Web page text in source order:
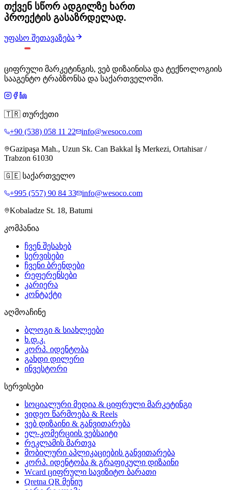
თქვენ სწორ ადგილზე ხართ
პროექტის გასაზრდელად.
უფასო შეთავაზება
ციფრული მარკეტინგის, ვებ დიზაინისა და ტექნოლოგიის
სააგენტო ტრაბზონსა და საქართველოში.
🇹🇷 თურქეთი
+90 (538) 058 11 22
info@wesoco.com
Gazipaşa Mah., Uzun Sk. Can Bakkal İş Merkezi, Ortahisar /
Trabzon 61030
🇬🇪 საქართველო
+995 (557) 90 84 33
info@wesoco.com
Kobaladze St. 18, Batumi
კომპანია
ჩვენ შესახებ
სერვისები
ჩვენი ბრენდები
რეფერენსები
კარიერა
კონტაქტი
აღმოაჩინე
ბლოგი & სიახლეები
ხ.დ.კ.
კორპ. იდენტობა
გახდი დილერი
ინვესტორი
სერვისები
სოციალური მედია & ციფრული მარკეტინგი
ვიდეო წარმოება & Reels
ვებ დიზაინი & განვითარება
ელ-კომერციის ვებსაიტი
რეკლამის მართვა
მობილური აპლიკაციების განვითარება
კორპ. იდენტობა & გრაფიკული დიზაინი
Wcard ციფრული სავიზიტო ბარათი
Qretna QR მენიუ